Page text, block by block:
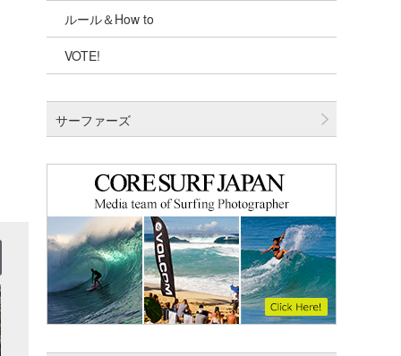
伊豆
千葉南
四国
沖縄
ルール＆How to
VOTE!
サーファーズ